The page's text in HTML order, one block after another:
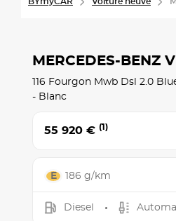
MERCEDES-BENZ
116 Fourgon Mwb Dsl 2.0
- Blanc
55 920 € (1)
186 g/km
Diesel